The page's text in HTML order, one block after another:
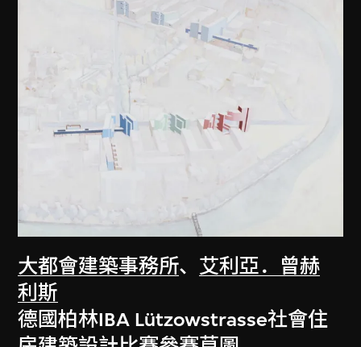
大都會建築事務所、 艾利亞．曾赫
利斯
德國柏林IBA Lützowstrasse社會住